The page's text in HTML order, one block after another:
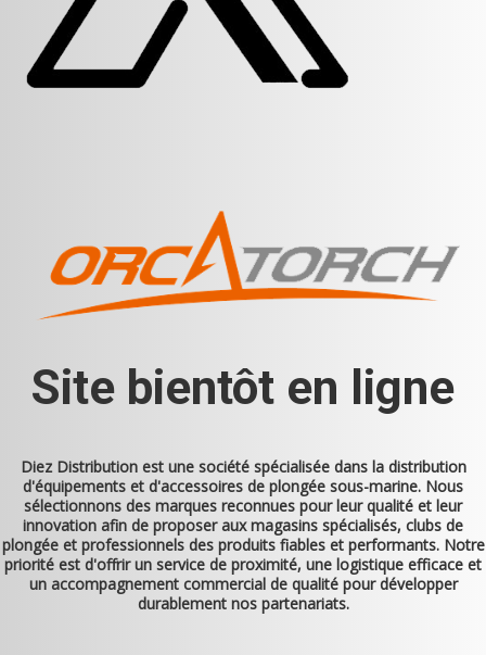
Site bientôt en ligne
Diez Distributionest une société spécialisée dans la distribution
d'équipements et d'accessoires de plongée sous-marine. Nous
sélectionnons des marques reconnues pour leur qualité et leur
innovation afin de proposer aux magasins spécialisés, clubs de
plongée et professionnels des produits fiables et performants. Notre
priorité est d'offrir un service de proximité, une logistique efficace et
un accompagnement commercial de qualité pour développer
durablement nos partenariats.